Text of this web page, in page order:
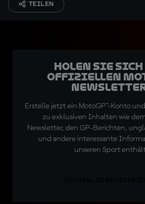
TEILEN
Holen Sie sich
offiziellen
Erstelle jetzt ein MotoGP™-Konto
zu exklusiven Inhalten wie
Newsletter, den GP-Berichten,
und andere interessante
unseren Sport